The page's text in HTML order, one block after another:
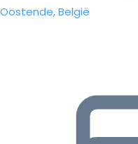
Oostende, België